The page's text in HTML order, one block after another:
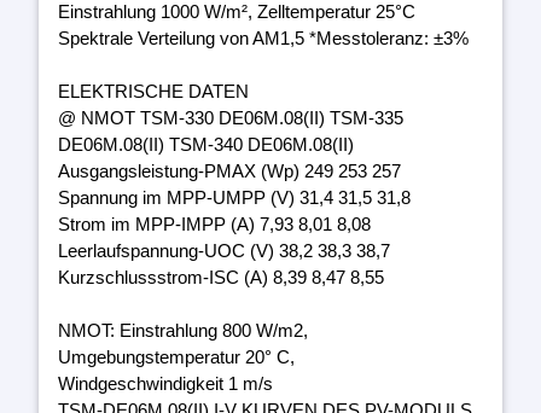
Einstrahlung 1000 W/m², Zelltemperatur 25°C
Spektrale Verteilung von AM1,5 *Messtoleranz: ±3%
ELEKTRISCHE DATEN
@ NMOT TSM-330 DE06M.08(II) TSM-335
DE06M.08(II) TSM-340 DE06M.08(II)
Ausgangsleistung-PMAX (Wp) 249 253 257
Spannung im MPP-UMPP (V) 31,4 31,5 31,8
Strom im MPP-IMPP (A) 7,93 8,01 8,08
Leerlaufspannung-UOC (V) 38,2 38,3 38,7
Kurzschlussstrom-ISC (A) 8,39 8,47 8,55
NMOT: Einstrahlung 800 W/m2,
Umgebungstemperatur 20° C,
Windgeschwindigkeit 1 m/s